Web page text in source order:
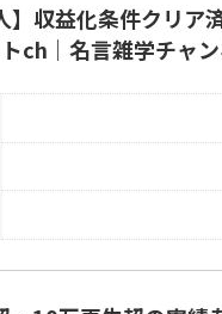
】収益化条件クリア
ch｜名言雑学チャ